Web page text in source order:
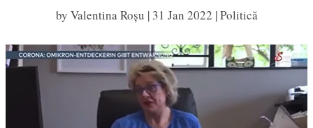
by Valentina Roșu | 31 Jan 2022 |Politică